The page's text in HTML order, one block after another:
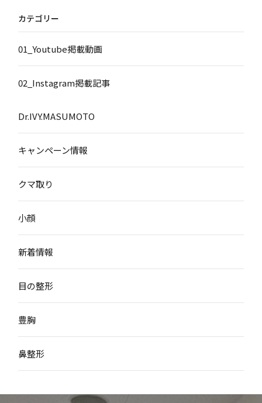
カテゴリー
01_Youtube掲載動画
02_Instagram掲載記事
Dr.IVY.MASUMOTO
キャンペーン情報
クマ取り
小顔
新着情報
目の整形
豊胸
鼻整形